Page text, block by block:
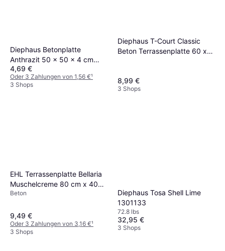
Diephaus Betonplatte
Anthrazit 50 x 50 x 4 cm
Grau
4,69 €
Oder 3 Zahlungen von 1,56 €¹
3 Shops
Diephaus T-Court Classic
Beton Terrassenplatte 60 x
8,99 €
3 Shops
EHL Terrassenplatte Bellaria
Muschelcreme 80 cm x 40
cm x 5 cm
Beton
9,49 €
Oder 3 Zahlungen von 3,16 €¹
3 Shops
Diephaus Tosa Shell Lime
1301133
72.8 lbs
32,95 €
3 Shops